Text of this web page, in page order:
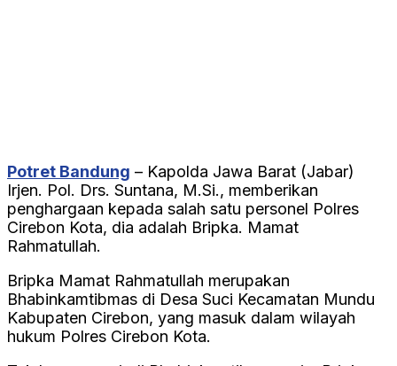
Potret Bandung – Kapolda Jawa Barat (Jabar)
Irjen. Pol. Drs. Suntana, M.Si., memberikan
penghargaan kepada salah satu personel Polres
Cirebon Kota, dia adalah Bripka. Mamat
Rahmatullah.
Bripka Mamat Rahmatullah merupakan
Bhabinkamtibmas di Desa Suci Kecamatan Mundu
Kabupaten Cirebon, yang masuk dalam wilayah
hukum Polres Cirebon Kota.